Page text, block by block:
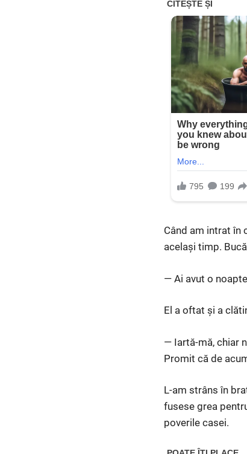
Când am intrat în
același timp.
— Ai avut o
El a oftat și a
— Iartă-mă, chiar
Promit că de
L-am strâns în
fusese grea
poverile casei.